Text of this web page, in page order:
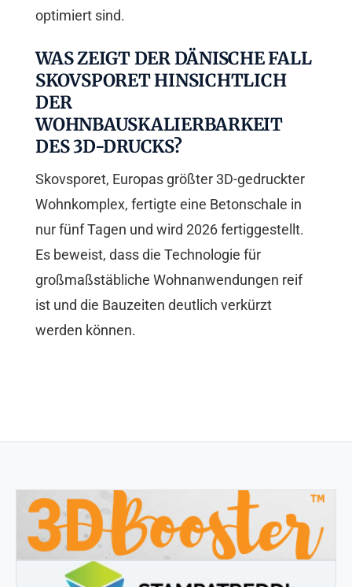
optimiert sind.
WAS ZEIGT DER DÄNISCHE FALL
SKOVSPORET HINSICHTLICH
DER
WOHNBAUSKALIERBARKEIT
DES 3D-DRUCKS?
Skovsporet, Europas größter 3D-gedruckter
Wohnkomplex, fertigte eine Betonschale in
nur fünf Tagen und wird 2026 fertiggestellt.
Es beweist, dass die Technologie für
großmaßstäbliche Wohnanwendungen reif
ist und die Bauzeiten deutlich verkürzt
werden können.